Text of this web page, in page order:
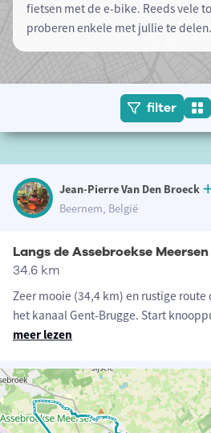
fietsen met de e-bike. Reeds vele
proberen enkele met jullie te delen.
filter
Jean-Pierre Van Den Broeck
Beernem, België
Langs de Assebroekse Meersen
34.6 km
Zeer mooie (34,4 km) en rustige
het kanaal Gent-Brugge. Start
meer lezen